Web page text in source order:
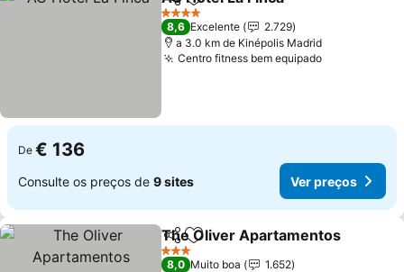
PartilharAdicionar aos favoritos
4 Estrelas
8,6 Excelente
2.729
a 3.0 km de Kinépolis Madrid
Centro fitness bem equipado
De € 136
Consulte os preços de 9 sites Ver preços
PartilharAdicionar aos favoritos
The Oliver Apartamentos
3 Estrelas
8,0 Muito boa
1.652